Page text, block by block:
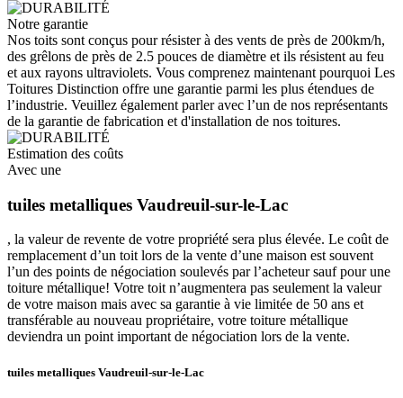
Notre garantie
Nos toits sont conçus pour résister à des vents de près de 200km/h,
des grêlons de près de 2.5 pouces de diamètre et ils résistent au feu
et aux rayons ultraviolets. Vous comprenez maintenant pourquoi Les
Toitures Distinction offre une garantie parmi les plus étendues de
l’industrie. Veuillez également parler avec l’un de nos représentants
de la garantie de fabrication et d'installation de nos toitures.
Estimation des coûts
Avec une
tuiles metalliques Vaudreuil-sur-le-Lac
, la valeur de revente de votre propriété sera plus élevée. Le coût de
remplacement d’un toit lors de la vente d’une maison est souvent
l’un des points de négociation soulevés par l’acheteur sauf pour une
toiture métallique! Votre toit n’augmentera pas seulement la valeur
de votre maison mais avec sa garantie à vie limitée de 50 ans et
transférable au nouveau propriétaire, votre toiture métallique
deviendra un point important de négociation lors de la vente.
tuiles metalliques Vaudreuil-sur-le-Lac